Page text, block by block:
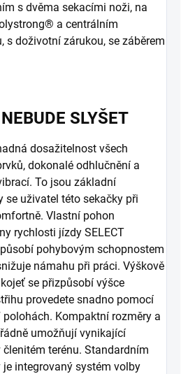
s dvěma sekacími noži, na
a centrálním
s doživotní zárukou, se záběrem
SLYŠET
dosažitelnost všech
dokonalé odhlučnění a
To jsou základní
se uživatel této sekačky při
Vlastní pohon
rychlosti jízdy SELECT
pohybovým schopnostem
námahu při práci. Výškově
se přizpůsobí výšce
provedete snadno pomocí
Kompaktní rozměry a
umožňují vynikající
terénu. Standardním
integrovaný systém volby